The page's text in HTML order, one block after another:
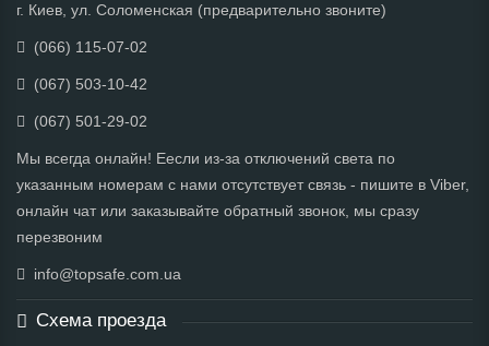
г. Киев, ул. Соломенская (предварительно звоните)
(066) 115-07-02
(067) 503-10-42
(067) 501-29-02
Мы всегда онлайн! Еесли из-за отключений света по
указанным номерам с нами отсутствует связь - пишите в Viber,
онлайн чат или заказывайте обратный звонок, мы сразу
перезвоним
info@topsafe.com.ua
Схема проезда